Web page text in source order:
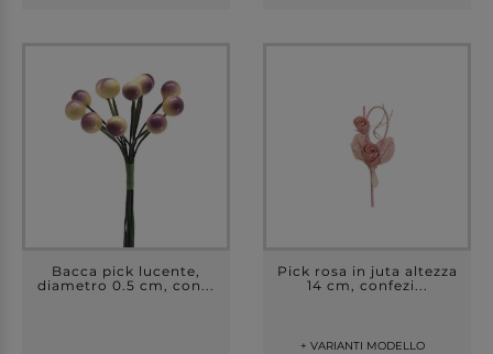
Bacca pick lucente,
diametro 0.5 cm, con...
Pick rosa in juta altezza
14 cm, confezi...
+ VARIANTI MODELLO